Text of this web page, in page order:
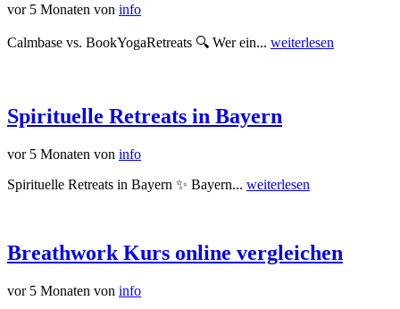
vor 5 Monaten von info
Calmbase vs. BookYogaRetreats 🔍 Wer ein... weiterlesen
Spirituelle Retreats in Bayern
vor 5 Monaten von info
Spirituelle Retreats in Bayern ✨ Bayern... weiterlesen
Breathwork Kurs online vergleichen
vor 5 Monaten von info